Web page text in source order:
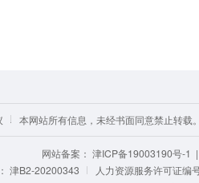
本网站所有信息，未经书面同意禁止转载。
网站备案： 津ICP备19003190号-1
津B2-20200343
人力资源服务许可证编